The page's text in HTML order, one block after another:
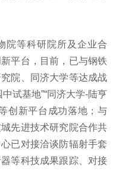
院等科研院所及企业合
平台，目前，已与钢铁
院、同济大学等达成战
试基地”“同济大学-陆亨
创新平台成功落地；与
先进技术研究院合作共
已对接洽谈防辐射手套
等科技成果跟踪、对接